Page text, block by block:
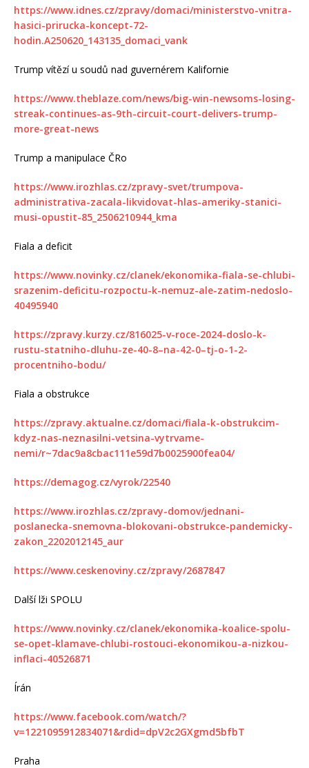
https://www.idnes.cz/zpravy/domaci/ministerstvo-vnitra-
hasici-prirucka-koncept-72-
hodin.A250620_143135_domaci_vank
Trump vítězí u soudů nad guvernérem Kalifornie
https://www.theblaze.com/news/big-win-newsoms-losing-
streak-continues-as-9th-circuit-court-delivers-trump-
more-great-news
Trump a manipulace ČRo
https://www.irozhlas.cz/zpravy-svet/trumpova-
administrativa-zacala-likvidovat-hlas-ameriky-stanici-
musi-opustit-85_2506210944_kma
Fiala a deficit
https://www.novinky.cz/clanek/ekonomika-fiala-se-chlubi-
srazenim-deficitu-rozpoctu-k-nemuz-ale-zatim-nedoslo-
40495940
https://zpravy.kurzy.cz/816025-v-roce-2024-doslo-k-
rustu-statniho-dluhu-ze-40-8–na-42-0–tj-o-1-2-
procentniho-bodu/
Fiala a obstrukce
https://zpravy.aktualne.cz/domaci/fiala-k-obstrukcim-
kdyz-nas-neznasilni-vetsina-vytrvame-
nemi/r~7dac9a8cbac111e59d7b0025900fea04/
https://demagog.cz/vyrok/22540
https://www.irozhlas.cz/zpravy-domov/jednani-
poslanecka-snemovna-blokovani-obstrukce-pandemicky-
zakon_2202012145_aur
https://www.ceskenoviny.cz/zpravy/2687847
Další lži SPOLU
https://www.novinky.cz/clanek/ekonomika-koalice-spolu-
se-opet-klamave-chlubi-rostouci-ekonomikou-a-nizkou-
inflaci-40526871
Írán
https://www.facebook.com/watch/?
v=1221095912834071&rdid=dpV2c2GXgmd5bfbT
Praha